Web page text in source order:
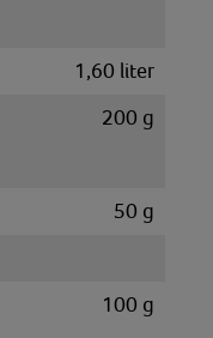
1,60 liter
200 g
50 g
100 g